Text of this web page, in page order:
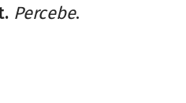
Percebe.